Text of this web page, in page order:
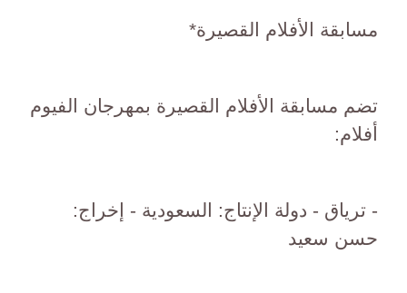
مسابقة الأفلام القصيرة*
تضم مسابقة الأفلام القصيرة بمهرجان الفيوم
أفلام:
- ترياق - دولة الإنتاج: السعودية - إخراج:
حسن سعيد